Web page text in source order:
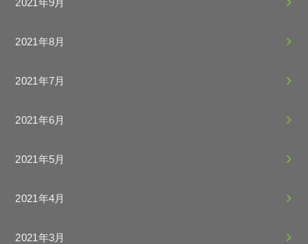
2021年9月
2021年8月
2021年7月
2021年6月
2021年5月
2021年4月
2021年3月